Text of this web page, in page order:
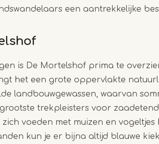
een aantrekkelijke
is De Mortelshof prima te
het een grote oppervlakte
landbouwgewassen, waarvan
trekpleisters voor
zich voeden met muizen en
kun je er bijna altijd blauwe